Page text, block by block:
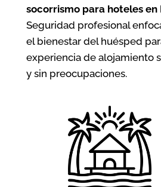
socorrismo para hoteles en
Seguridad profesional
el bienestar del huésped
experiencia de alojamiento
y sin preocupaciones.